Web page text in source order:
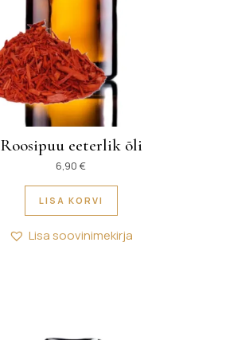
Roosipuu eeterlik õli
6,90 €
LISA KORVI
Lisa soovinimekirja